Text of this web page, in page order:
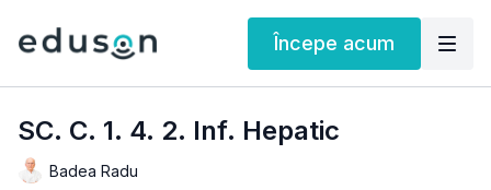
Începe acum
SC. C. 1. 4. 2. Inf. Hepatic
Badea Radu